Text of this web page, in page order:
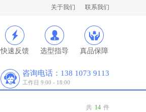
关于我们 联系我们
快速反馈 选型指导 真品保障
咨询电话：138 1073 9113
工作日 9:00 - 18:00
共 14 件